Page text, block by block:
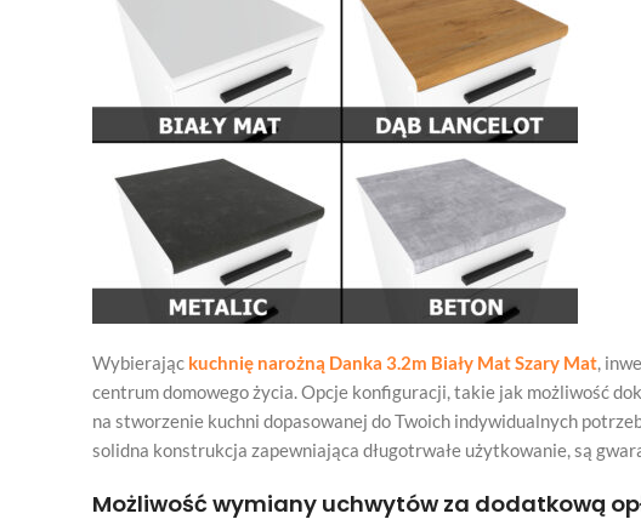
Wybierając kuchnię narożną Danka 3.2m Biały Mat Szary Mat,
centrum domowego życia. Opcje konfiguracji, takie jak możliwość
na stworzenie kuchni dopasowanej do Twoich indywidualnych
solidna konstrukcja zapewniająca długotrwałe użytkowanie, są
Możliwość wymiany uchwytów za dodatkową